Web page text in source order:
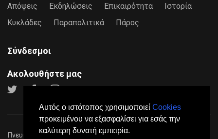
Αυτός ο ιστότοπος χρησιμοποιεί Cookies
προκειμένου να εξασφαλίσει για εσάς την
καλύτερη δυνατή εμπειρία.
Απόψεις Εκδηλώσεις Επικαιρότητα
Ιστορία
Κυκλάδες
Παραπολιτικά Πάρος
Σύνδεσμοι
Ακολουθήστε μας
Πνευματικά Δικαιώματα © 2026Paros24